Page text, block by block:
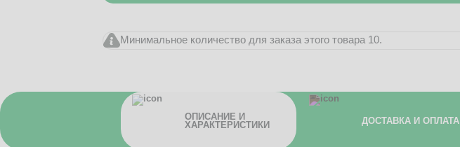
Минимальное количество для заказа этого товара 10.
ОПИСАНИЕ И
ХАРАКТЕРИСТИКИ
ДОСТАВКА И ОПЛАТА